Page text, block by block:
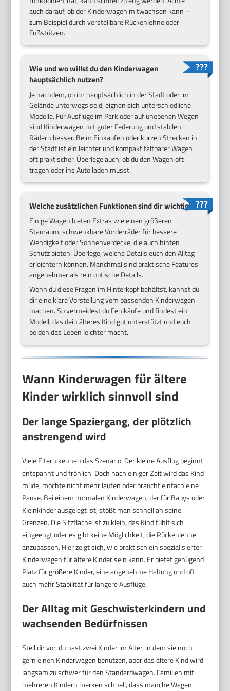
auch darauf, ob der Kinderwagen mitwachsen kann –
zum Beispiel durch verstellbare Rückenlehne oder
Fußstützen.
Wie und wo willst du den Kinderwagen
hauptsächlich nutzen?
Je nachdem, ob ihr hauptsächlich in der Stadt oder im
Gelände unterwegs seid, eignen sich unterschiedliche
Modelle. Für Ausflüge im Park oder auf unebenen Wegen
sind Kinderwagen mit guter Federung und stabilen
Rädern besser. Beim Einkaufen oder kurzen Strecken in
der Stadt ist ein leichter und kompakt faltbarer Wagen
oft praktischer. Überlege auch, ob du den Wagen oft
tragen oder ins Auto laden musst.
Welche zusätzlichen Funktionen sind dir wichtig?
Einige Wagen bieten Extras wie einen größeren
Stauraum, schwenkbare Vorderräder für bessere
Wendigkeit oder Sonnenverdecke, die auch hinten
Schutz bieten. Überlege, welche Details euch den Alltag
erleichtern können. Manchmal sind praktische Features
angenehmer als rein optische Details.
Wenn du diese Fragen im Hinterkopf behältst, kannst du
dir eine klare Vorstellung vom passenden Kinderwagen
machen. So vermeidest du Fehlkäufe und findest ein
Modell, das dein älteres Kind gut unterstützt und euch
beiden das Leben leichter macht.
Wann Kinderwagen für ältere
Kinder wirklich sinnvoll sind
Der lange Spaziergang, der plötzlich
anstrengend wird
Viele Eltern kennen das Szenario: Der kleine Ausflug beginnt
entspannt und fröhlich. Doch nach einiger Zeit wird das Kind
müde, möchte nicht mehr laufen oder braucht einfach eine
Pause. Bei einem normalen Kinderwagen, der für Babys oder
Kleinkinder ausgelegt ist, stößt man schnell an seine
Grenzen. Die Sitzfläche ist zu klein, das Kind fühlt sich
eingeengt oder es gibt keine Möglichkeit, die Rückenlehne
anzupassen. Hier zeigt sich, wie praktisch ein spezialisierter
Kinderwagen für ältere Kinder sein kann. Er bietet genügend
Platz für größere Kinder, eine angenehme Haltung und oft
auch mehr Stabilität für längere Ausflüge.
Der Alltag mit Geschwisterkindern und
wachsenden Bedürfnissen
Stell dir vor, du hast zwei Kinder im Alter, in dem sie noch
gern einen Kinderwagen benutzen, aber das ältere Kind wird
langsam zu schwer für den Standardwagen. Familien mit
mehreren Kindern merken schnell, dass manche Wagen